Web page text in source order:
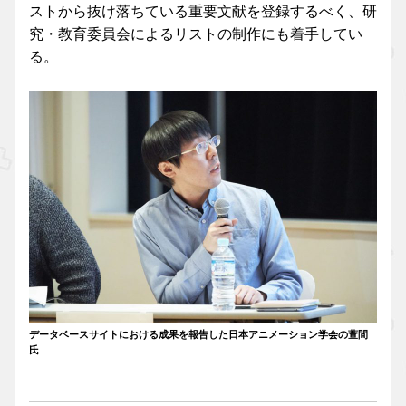
ストから抜け落ちている重要文献を登録するべく、研
究・教育委員会によるリストの制作にも着手してい
る。
データベースサイトにおける成果を報告した日本アニメーション学会の萱間
氏